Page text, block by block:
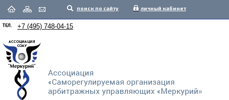
поиск по сайту личный кабинет
ТЕЛ. +7 (495) 748-04-15